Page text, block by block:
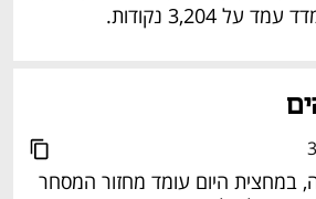
3,204 נקודות.
פעילות ערה בבורסה, במחצית היום עומד מחזור המסחר